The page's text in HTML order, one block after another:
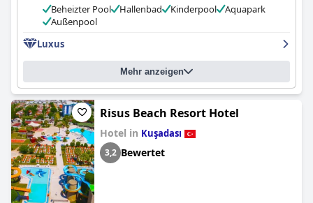
Beheizter Pool
Hallenbad Kinderpool
Aquapark
Außenpool
Luxus
Mehr anzeigen
Risus Beach Resort Hotel
Hotel in Kuşadası
3,2 Bewertet